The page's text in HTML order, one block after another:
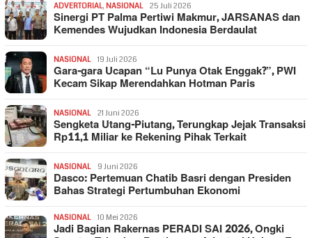
ADVERTORIAL, NASIONAL 25 Juli 2026
Sinergi PT Palma Pertiwi Makmur, JARSANAS dan
Kemendes Wujudkan Indonesia Berdaulat
NASIONAL 19 Juli 2026
Gara-gara Ucapan “Lu Punya Otak Enggak?”, PWI
Kecam Sikap Merendahkan Hotman Paris
NASIONAL 21 Juni 2026
Sengketa Utang-Piutang, Terungkap Jejak Transaksi
Rp11,1 Miliar ke Rekening Pihak Terkait
NASIONAL 9 Juni 2026
Dasco: Pertemuan Chatib Basri dengan Presiden
Bahas Strategi Pertumbuhan Ekonomi
NASIONAL 10 Mei 2026
Jadi Bagian Rakernas PERADI SAI 2026, Ongki